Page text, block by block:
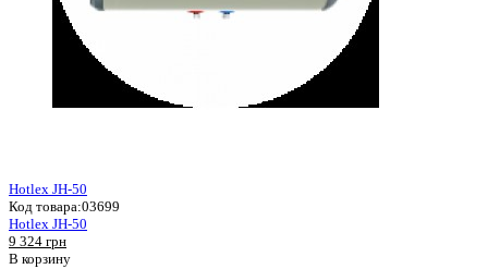
Hotlex JH-50
Код товара:03699
Hotlex JH-50
9 324 грн
В корзину